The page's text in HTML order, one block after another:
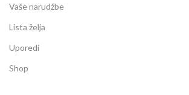
Vaše narudžbe
Lista želja
Uporedi
Shop